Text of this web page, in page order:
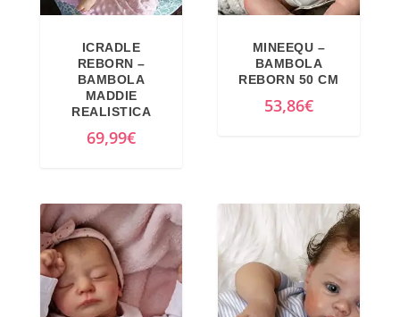
ICRADLE
REBORN –
BAMBOLA
MADDIE
REALISTICA
69,99€
MINEEQU –
BAMBOLA
REBORN 50 CM
53,86€